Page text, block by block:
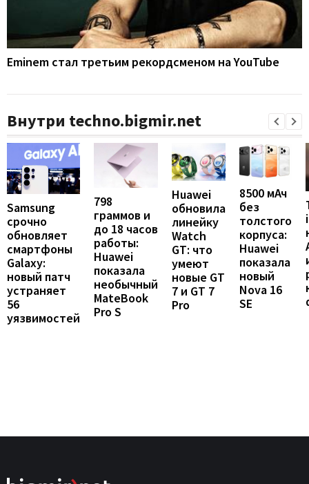
Eminem стал третьим рекордсменом на YouTube
Внутри techno.bigmir.net
Samsung
срочно
обновляет
смартфоны
Galaxy:
новый патч
устраняет
56
уязвимостей
798
граммов и
до 18 часов
работы:
Huawei
показала
необычный
MateBook
Pro S
Huawei
обновила
линейку
Watch
GT: что
умеют
новые GT
7 и GT 7
Pro
8500 мАч
без
толстого
корпуса:
Huawei
показала
новый
Nova 16
SE